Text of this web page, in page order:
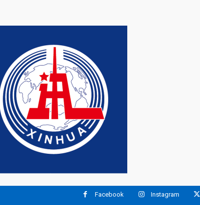
Facebook Instagram